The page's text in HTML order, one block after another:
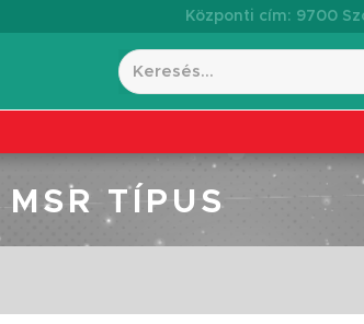
Központi cím: 9700
MSR TÍPUS